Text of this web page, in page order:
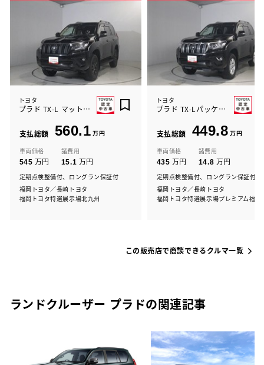
トヨタ
プラド TX-L マットブラック
支払総額 560.1 万円
車両価格
545 万円
諸費用
15.1 万円
定期点検整備付、ロングラン保証付
福岡トヨタ／長崎トヨタ
福岡トヨタ特選展示場北九州
トヨタ
プラド TX-Lパッケージ
支払総額 449.8 万円
車両価格
435 万円
諸費用
14.8 万円
定期点検整備付、ロングラン保証付
福岡トヨタ／長崎トヨタ
福岡トヨタ特選展示場プレミアム福岡
この販売店で商談できるクルマ一覧
ランドクルーザー プラドの関連記事